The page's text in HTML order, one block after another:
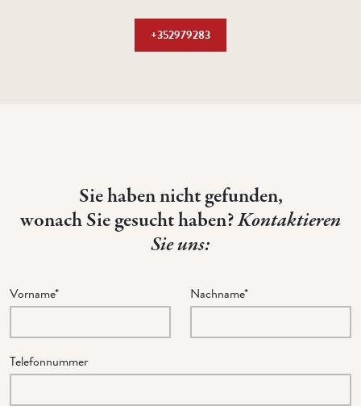
+352979283
Sie haben nicht gefunden,
wonach Sie gesucht haben?Kontaktieren
Sie uns:
Vorname* Nachname*
Telefonnummer